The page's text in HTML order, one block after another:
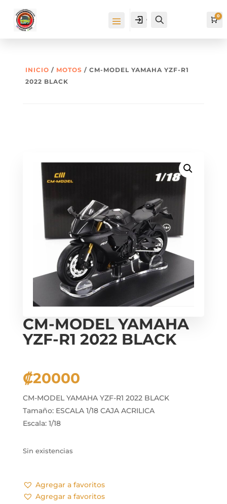
Cuenta 0
INICIO / MOTOS / CM-MODEL YAMAHA YZF-R1
2022 BLACK
CM-MODEL YAMAHA
YZF-R1 2022 BLACK
₡20000
CM-MODEL YAMAHA YZF-R1 2022 BLACK
Tamaño: ESCALA 1/18 CAJA ACRILICA
Escala: 1/18
Sin existencias
Agregar a favoritos
Agregar a favoritos